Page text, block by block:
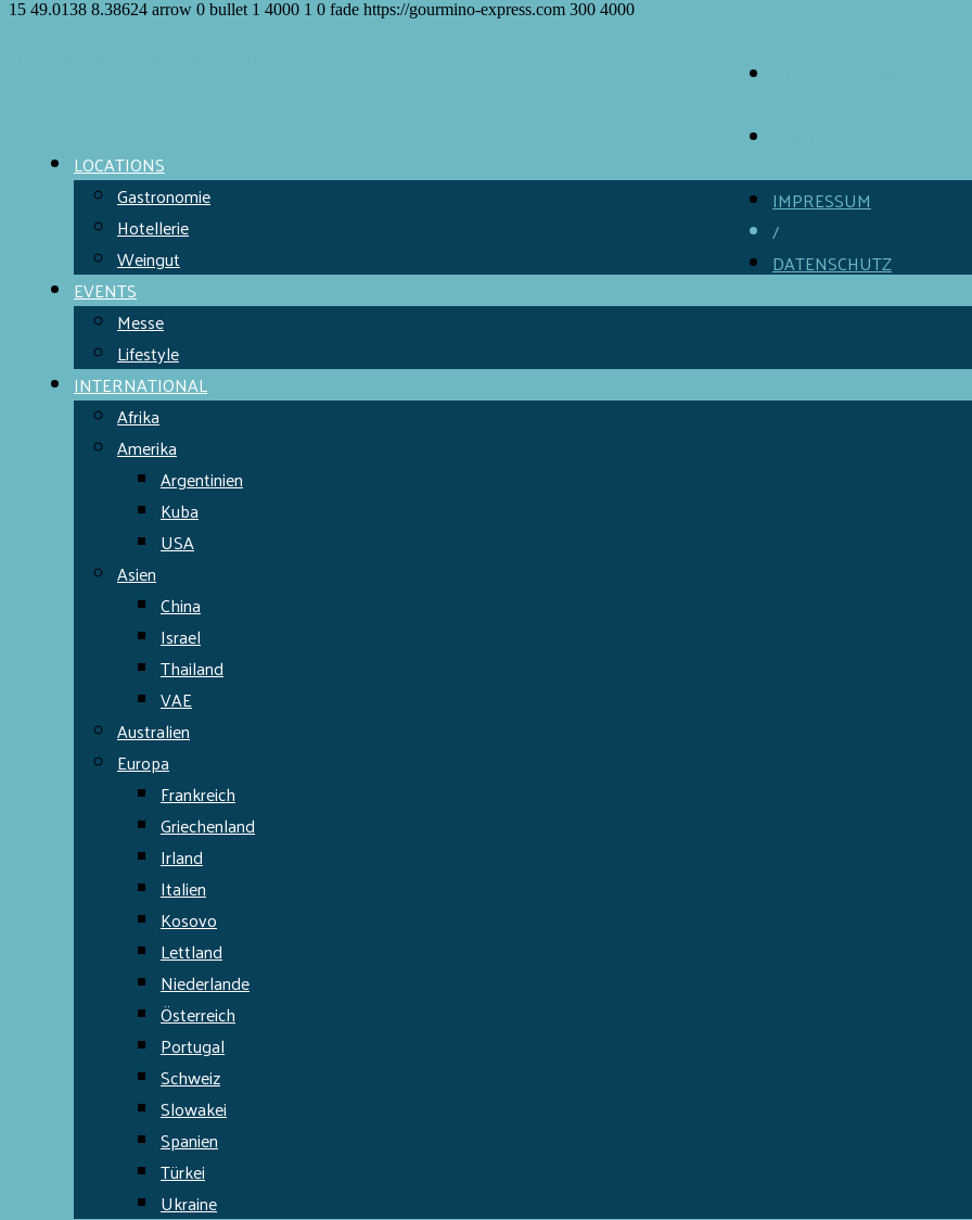
15 49.0138 8.38624 arrow 0 bullet 1 4000 1 0 fade https://gourmino-express.com 300 4000
IMPRESSUM
/
DATENSCHUTZ
LOCATIONS
Gastronomie
Hotellerie
Weingut
EVENTS
Messe
Lifestyle
INTERNATIONAL
Afrika
Amerika
Argentinien
Kuba
USA
Asien
China
Israel
Thailand
VAE
Australien
Europa
Frankreich
Griechenland
Irland
Italien
Kosovo
Lettland
Niederlande
Österreich
Portugal
Schweiz
Slowakei
Spanien
Türkei
Ukraine